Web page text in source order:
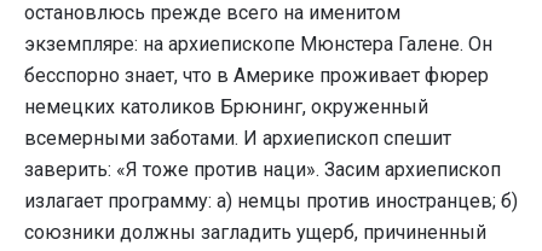
остановлюсь прежде всего на именитом
экземпляре: на архиепископе Мюнстера Галене. Он
бесспорно знает, что в Америке проживает фюрер
немецких католиков Брюнинг, окруженный
всемерными заботами. И архиепископ спешит
заверить: «Я тоже против наци». Засим архиепископ
излагает программу: а) немцы против иностранцев; б)
союзники должны загладить ущерб, причиненный